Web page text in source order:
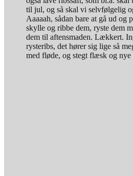
til jul, og så skal vi selvfølgelig
Aaaaah, sådan bare at gå ud og
skylle og ribbe dem, ryste dem
dem til aftensmaden. Lækkert.
rysteribs, det hører sig lige så
med fløde, og stegt flæsk og nye